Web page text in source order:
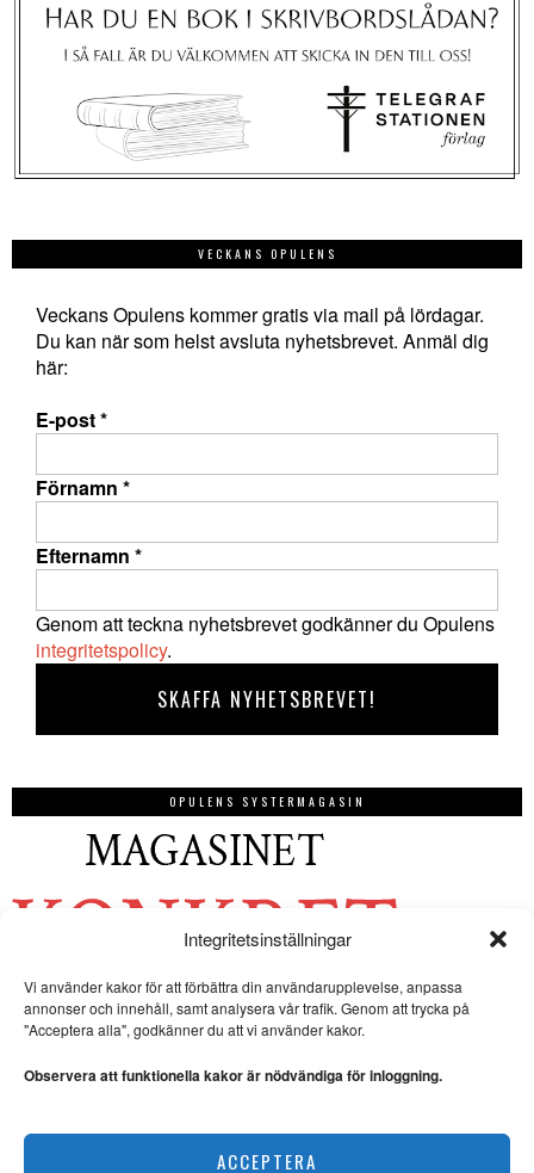
Integritetsinställningar
Vi använder kakor för att förbättra din användarupplevelse, anpassa
annonser och innehåll, samt analysera vår trafik. Genom att trycka på
"Acceptera alla", godkänner du att vi använder kakor.
Observera att funktionella kakor är nödvändiga för inloggning.
ACCEPTERA
VECKANS OPULENS
Veckans Opulens kommer gratis via mail på lördagar.
Du kan när som helst avsluta nyhetsbrevet. Anmäl dig
här:
E-post*
Förnamn *
Efternamn *
Genom att teckna nyhetsbrevet godkänner du Opulens
integritetspolicy.
OPULENS SYSTERMAGASIN